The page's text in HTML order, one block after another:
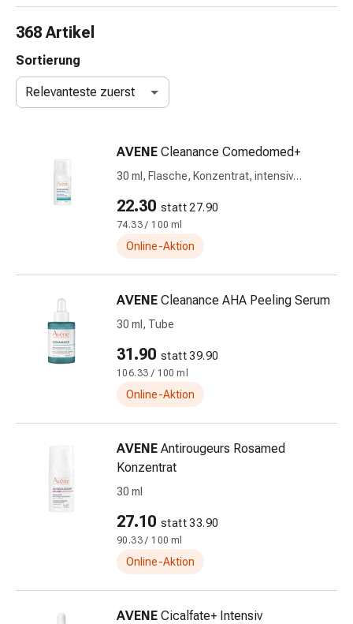
Schnupfen
Wund-
Elastische
Wundbinden
Fingerverbände
Fixationspflaster
Gazen
Pflasterbinden,
Tapes
Zubehör
Schlauch-
Verbrennungen
Sonnenbrand
Verbandwechsel-
Sets
Wundauflagen
Wundbehandlung
Wundsprays
Wundverschlussstreifen
368 Artikel
Sortierung
Relevanteste zuerst
AVENE Cleanance Comedomed+
30 ml, Flasche, Konzentrat, intensiv
22.30 statt 27.90
74.33 / 100 ml
Online-Aktion
AVENE Cleanance AHA Peeling Serum
30 ml, Tube
31.90 statt 39.90
106.33 / 100 ml
Online-Aktion
AVENE Antirougeurs Rosamed
Konzentrat
30 ml
27.10 statt 33.90
90.33 / 100 ml
Online-Aktion
AVENE Cicalfate+ Intensiv